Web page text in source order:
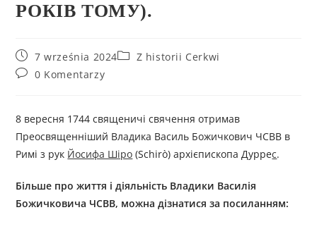
РОКІВ ТОМУ).
7 września 2024
Z historii Cerkwi
0 Komentarzy
8 вересня 1744 священичі свячення отримав
Преосвященніший Владика Василь Божичкович ЧСВВ в
Римі з рук Йосифа Шіро (Schirò) архієпископа Дуррес.
Більше про життя і діяльність Владики Василія
Божичковича ЧСВВ, можна дізнатися за посиланням: